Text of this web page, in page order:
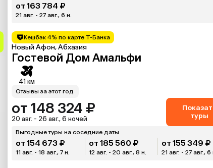
от 163 784 ₽
21 авг. - 27 авг., 6 н.
Кешбэк 4% по карте Т-Банка
Новый Афон, Абхазия
Гостевой Дом Амальфи
41 км
Отзывы за этот год
от 148 324 ₽
20 авг. - 26 авг., 6 ночей
туры
Выгодные туры на соседние даты
от 154 673 ₽
11 авг. - 18 авг., 7 н.
от 185 560 ₽
12 авг. - 20 авг., 8 н.
от 155 349 ₽
21 авг. - 27 авг., 6